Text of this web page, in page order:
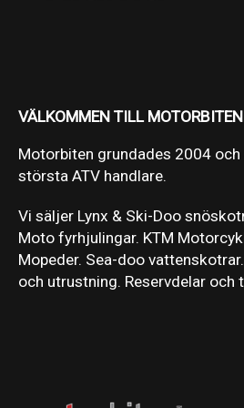
VÄLKOMMEN TILL MOTORBITEN
Motorbiten grundades 2004 och
största ATV handlare.
Vi säljer Lynx & Ski-Doo
Moto fyrhjulingar. KTM
Mopeder. Sea-doo
och utrustning. Reservdelar och